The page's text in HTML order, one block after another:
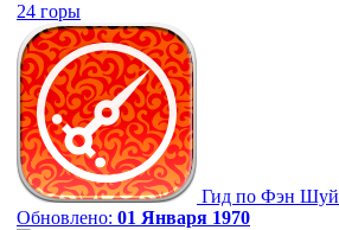
24 горы
Гид по Фэн Шуй
Обновлено: 01 Января 1970